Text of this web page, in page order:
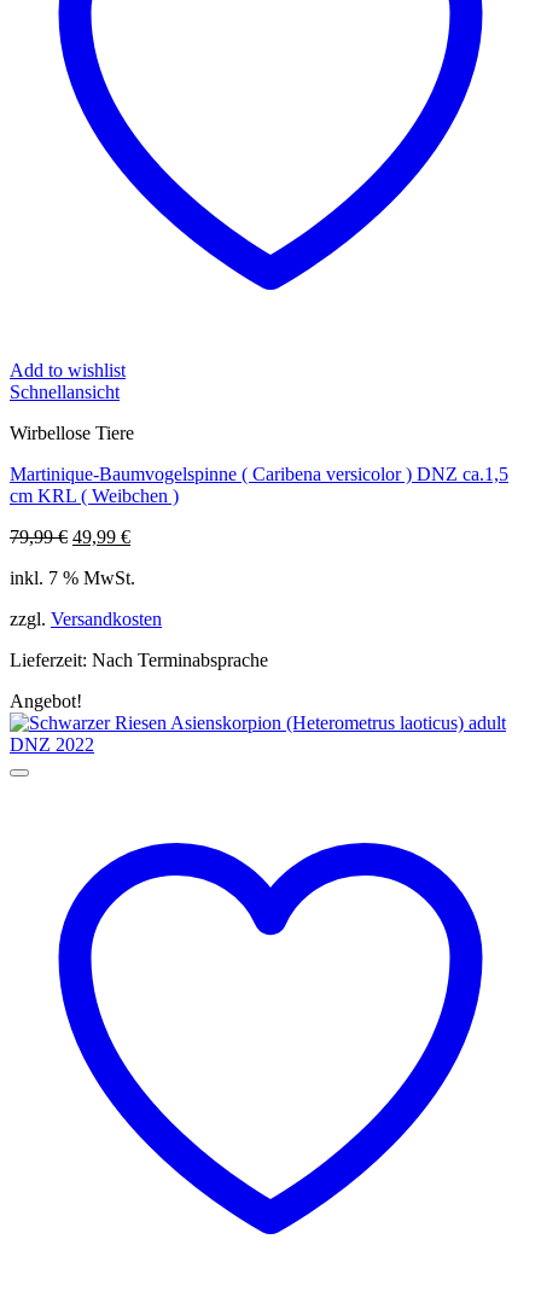
Add to wishlist
Schnellansicht
Wirbellose Tiere
Martinique-Baumvogelspinne ( Caribena versicolor ) DNZ ca.1,5
cm KRL ( Weibchen )
79,99€ Ursprünglicher
war:
49,99 €Aktueller
ist:
inkl. 7 % MwSt.
zzgl. Versandkosten
Lieferzeit: Nach Terminabsprache
Angebot!